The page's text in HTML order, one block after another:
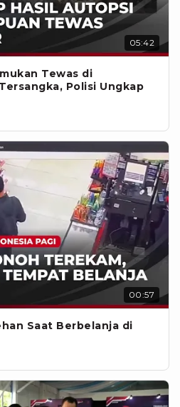
05:42
Tewas di
Polisi Ungkap
00:57
Saat Berbelanja di